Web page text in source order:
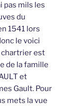
pas mils les
du
1541 lors
le voici
chartrier est
de la famille
et
Gault. Pour
mets la vue